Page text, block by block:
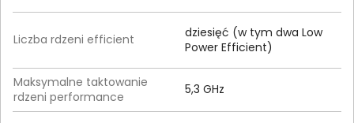
Liczba rdzeni efficient
dziesięć (w tym dwa Low
Power Efficient)
Maksymalne taktowanie
rdzeni performance
5,3 GHz